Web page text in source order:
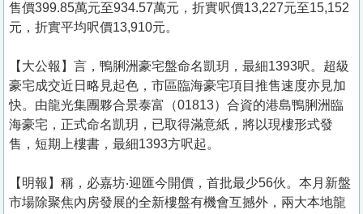
售價399.85萬元至934.57萬元，折實呎價13,227元至15,152
元，折實平均呎價13,910元。
【大公報】言， 鴨脷洲豪宅盤命名凱玥，最細1393呎。超級
豪宅成交近日略見起色，市區臨海豪宅項目推售速度亦見加
快。由龍光集團夥合景泰富（01813）合資的港島鴨脷洲臨
海豪宅，正式命名凱玥，已取得滿意紙，將以現樓形式發
售，短期上樓書，最細1393方呎起。
【明報】稱，必嘉坊‧迎匯今開價，首批最少56伙。本月新盤
市場除聚焦內房發展的全新樓盤有機會互撼外，兩大本地龍